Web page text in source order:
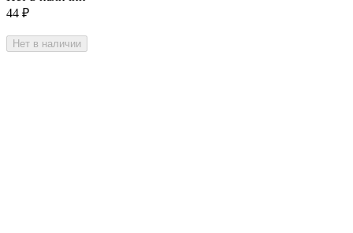
44 ₽
Нет в наличии